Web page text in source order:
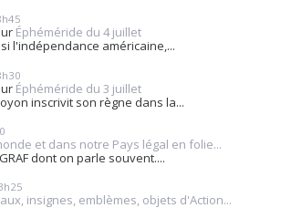
Éphéméride du 4 juillet
l'indépendance américaine,...
Éphéméride du 3 juillet
inscrivit son règne dans la...
et dans notre Pays légal en folie...
dont on parle souvent....
insignes, emblèmes, objets d'Action...